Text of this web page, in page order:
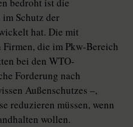
bedroht ist die
Schutz der
hat. Die mit
die im Pkw-Bereich
bei den WTO-
Forderung nach
Außenschutzes –,
reduzieren müssen, wenn
wollen.